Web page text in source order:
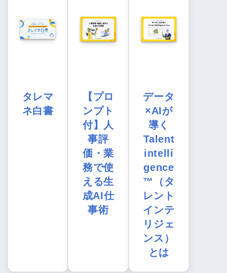
タレマ
ネ白書
【プロ
ンプト
付】人
事評
価・業
務で使
える生
成AI仕
事術
データ
×AIが
導く
Talent
intelli
gence
™（タ
レント
インテ
リジェ
ンス）
とは